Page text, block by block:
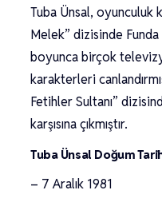
Tuba Ünsal, oyunculuk
Melek” dizisinde
boyunca birçok
karakterleri
Fetihler Sultanı”
karşısına çıkmıştır.
Tuba Ünsal Doğum
– 7 Aralık 1981